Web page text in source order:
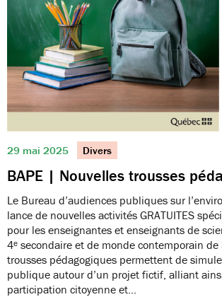
29 mai 2025 Divers
BAPE | Nouvelles trousses
Le Bureau d’audiences publiques sur
lance de nouvelles activités GRATUITES
pour les enseignantes et enseignants de
4ᵉ secondaire et de monde contemporain de
trousses pédagogiques permettent de
publique autour d’un projet fictif, alliant
participation citoyenne et…